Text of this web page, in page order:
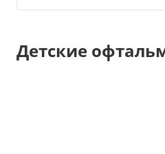
Детские